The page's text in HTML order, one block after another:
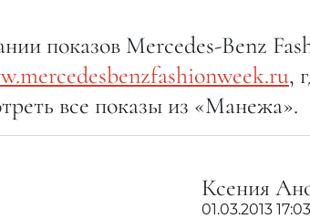
показов Mercedes-Benz
,
все показы из «Манежа».
Ксения
01.03.2013 17:03